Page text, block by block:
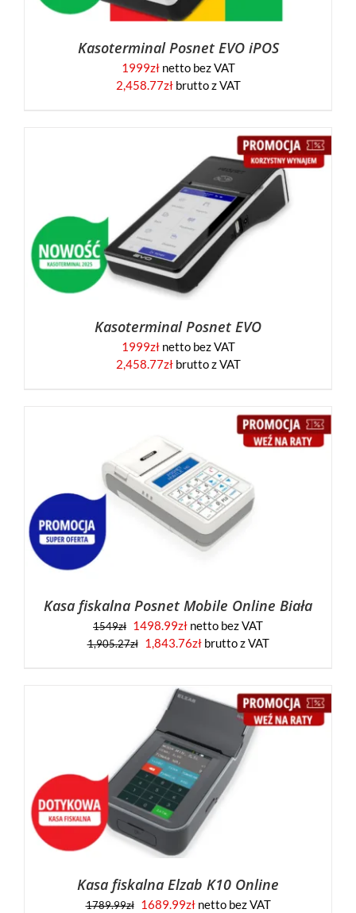
Kasoterminal Posnet EVO iPOS
1999złnetto bez VAT
2,458.77złbrutto z VAT
Kasoterminal Posnet EVO
1999złnetto bez VAT
2,458.77złbrutto z VAT
Kasa fiskalna Posnet Mobile Online Biała
1549zł 1498.99zł netto bez VAT
1,905.27zł 1,843.76złbrutto z VAT
Kasa fiskalna Elzab K10 Online
1789.99zł 1689.99złnetto bez VAT